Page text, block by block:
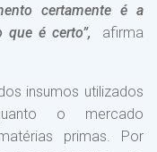
certamente é a
que é certo”, afirma
insumos utilizados
o mercado
primas. Por